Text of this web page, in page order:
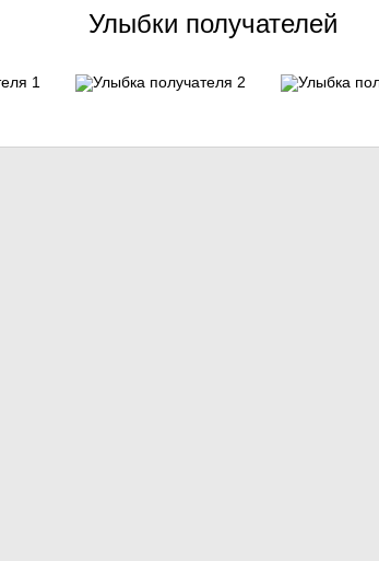
Улыбки получателей